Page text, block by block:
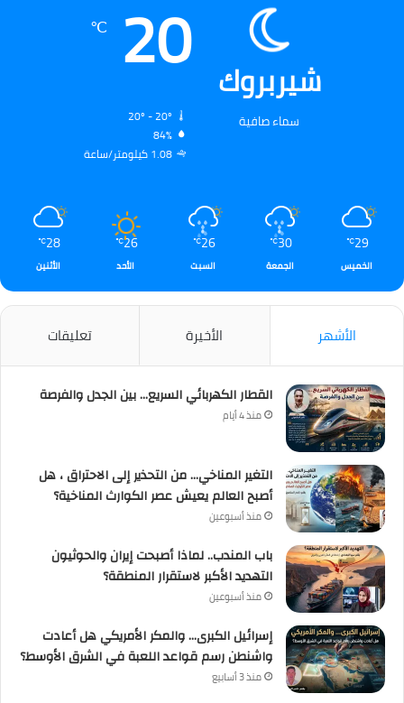
شيربروك
سماء صافية
20
℃
84%
1.08 كيلومتر/ساعة
29
℃
الخميس
30
℃
الجمعة
26
℃
السبت
26
℃
الأحد
28
℃
الأثنين
الأشهر الأخيرة تعليقات
القطار الكهربائي السريع… بين الجدل والفرصة
منذ 4 أيام
التغير المناخي… من التحذير إلى الاحتراق ، هل
أصبح العالم يعيش عصر الكوارث المناخية؟
منذ أسبوعين
باب المندب.. لماذا أصبحت إيران والحوثيون
التهديد الأكبر لاستقرار المنطقة؟
منذ أسبوعين
إسرائيل الكبرى… والمكر الأمريكي هل أعادت
واشنطن رسم قواعد اللعبة في الشرق الأوسط؟
منذ 3 أسابيع